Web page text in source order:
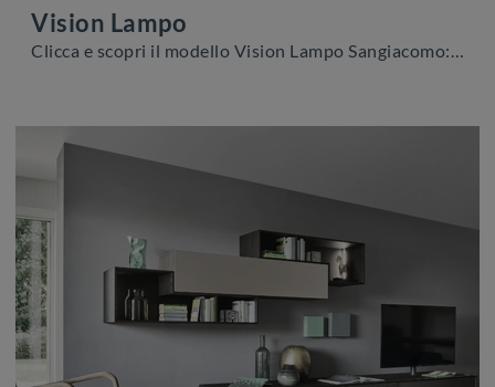
Vision Lampo
Clicca e scopri il modello Vision Lampo Sangiacomo: questo mobile per la TV in legno è tra le più belle soluzioni per il soggiorno.